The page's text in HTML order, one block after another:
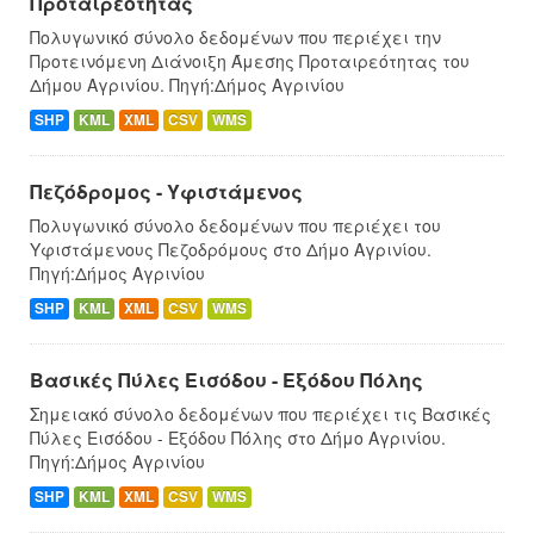
Πολυγωνικό σύνολο δεδομένων που περιέχει την
Προτεινόμενη Διάνοιξη Άμεσης Προταιρεότητας του
Δήμου Αγρινίου. Πηγή:Δήμος Αγρινίου
SHP KML XML CSV WMS
Πεζόδρομος - Υφιστάμενος
Πολυγωνικό σύνολο δεδομένων που περιέχει του
Υφιστάμενους Πεζοδρόμους στο Δήμο Αγρινίου.
Πηγή:Δήμος Αγρινίου
SHP KML XML CSV WMS
Βασικές Πύλες Εισόδου - Εξόδου Πόλης
Σημειακό σύνολο δεδομένων που περιέχει τις Βασικές
Πύλες Εισόδου - Εξόδου Πόλης στο Δήμο Αγρινίου.
Πηγή:Δήμος Αγρινίου
SHP KML XML CSV WMS